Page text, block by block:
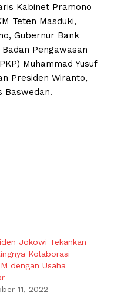
Kabinet Pramono
Teten Masduki,
Gubernur Bank
Pengawasan
Muhammad Yusuf
Presiden Wiranto,
Baswedan.
Jokowi Tekankan
Kolaborasi
dengan Usaha
11, 2022